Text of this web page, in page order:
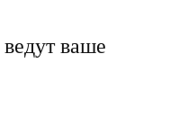
ваше